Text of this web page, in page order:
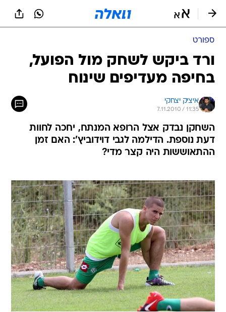
ספורט
ורד ביקש לשחק מול הפועל,
בחיפה מעדיפים שינוח
איציק יצחקי
7.11.2010 / 11:35
השחקן נבדק אצל הרופא המנתח, יחכה לחוות
דעת נוספת. הדילמה לגבי דוידוביץ': האם זמן
ההתאוששות היה קצר מדי?